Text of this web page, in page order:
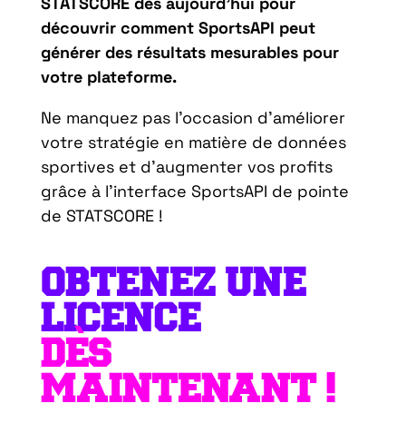
découvrir comment SportsAPI peut
générer des résultats mesurables pour
votre plateforme.
Ne manquez pas l’occasion d’améliorer
votre stratégie en matière de données
sportives et d’augmenter vos profits
grâce à l’interface SportsAPI de pointe
de STATSCORE !
OBTENEZ UNE
LICENCE
DÈS
MAINTENANT !